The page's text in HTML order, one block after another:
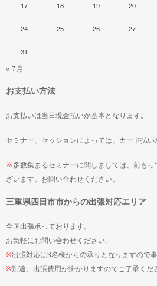
17 18 19 20
24 25 26 27
31
« 7月
お支払い方法
お支払いは当日現金払いが基本となります。
セミナー、セッションによっては、カード払い
※多数集まるセミナーに関しましては、前も
ざいます。お問い合わせください。
三重県四日市市からの出張対応エリア
全国出張承っております。
お気軽にお問い合わせください。
※出張対応は3名様からの承りとなりますので
※別途、出張費用が掛かりますのでご了承くだ